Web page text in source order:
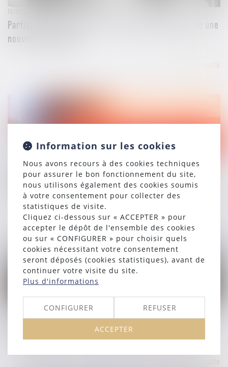
Participation citoyenne : la Cour des comptes lance une
nouvelle campagne
Lire la suite
Fonctionnement de la collectivité : empêchement du
maire et pouvoirs d’un adjoint
19/06/2024
Accès au juge administratif : désormais, le cachet de la
Lire la suite
Information sur les cookies
Nous avons recours à des cookies techniques
pour assurer le bon fonctionnement du site,
nous utilisons également des cookies soumis
à votre consentement pour collecter des
statistiques de visite.
Cliquez ci-dessous sur « ACCEPTER » pour
accepter le dépôt de l'ensemble des cookies
ou sur « CONFIGURER » pour choisir quels
cookies nécessitant votre consentement
seront déposés (cookies statistiques), avant de
continuer votre visite du site.
Plus d'informations
CONFIGURER REFUSER
ACCEPTER